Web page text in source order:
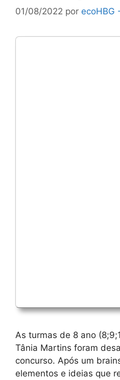
01/08/2022 por ecoHBG
As turmas de 8 ano
Tânia Martins foram
concurso. Após um
elementos e ideias que